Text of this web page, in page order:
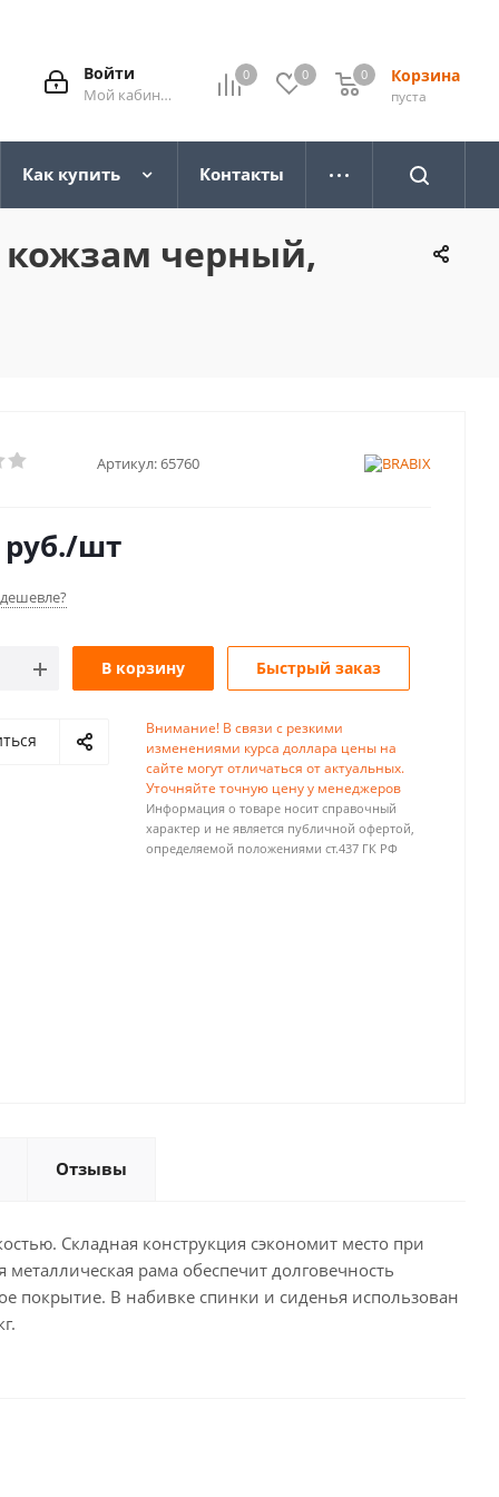
0 0 Корзина
0
пуста
0
Войти
Мой кабинет
Как купить Контакты
кожзам черный,
Артикул:65760
/шт
В корзину Быстрый заказ
Внимание! В связи с резкими
изменениями курса доллара цены на
сайте могут отличаться от актуальных.
Уточняйте точную цену у менеджеров
Информация о товаре носит справочный
характер и не является публичной офертой,
определяемой положениями ст.437 ГК РФ
Отзывы
Складная конструкция сэкономит место при
рама обеспечит долговечность
покрытие. В набивке спинки и сиденья использован